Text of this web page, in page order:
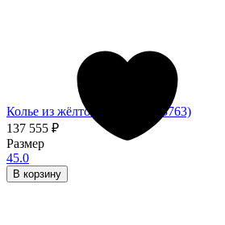
Колье из жёлтого золота (053763)
137 555 ₽
Размер
45.0
В корзину